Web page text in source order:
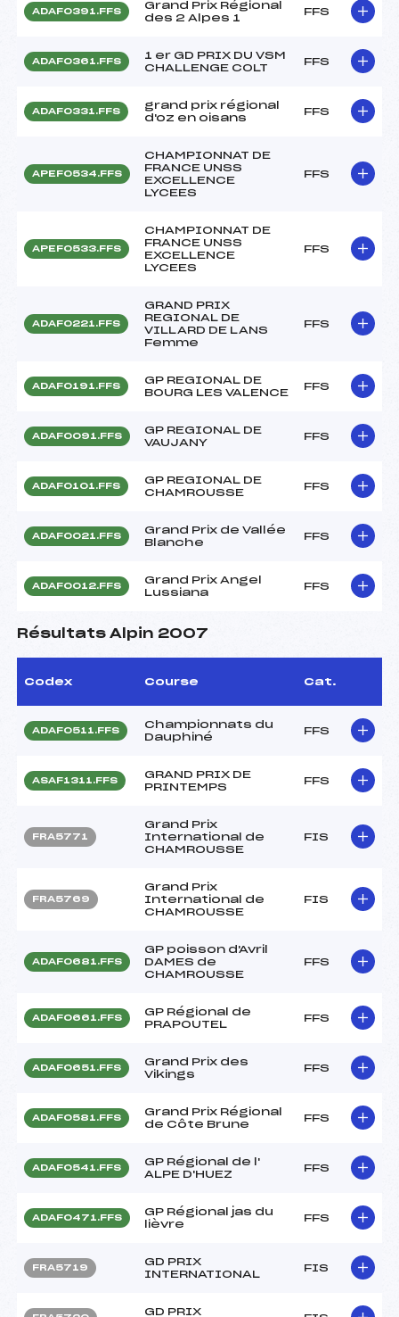
ADAF0391.FFS
Grand Prix Régional
des 2 Alpes 1
FFS
ADAF0361.FFS
1 er GD PRIX DU VSM
CHALLENGE COLT
FFS
ADAF0331.FFS
grand prix régional
d'oz en oisans
FFS
APEF0534.FFS
CHAMPIONNAT DE
FRANCE UNSS
EXCELLENCE
LYCEES
FFS
APEF0533.FFS
CHAMPIONNAT DE
FRANCE UNSS
EXCELLENCE
LYCEES
FFS
ADAF0221.FFS
GRAND PRIX
REGIONAL DE
VILLARD DE LANS
Femme
FFS
ADAF0191.FFS
GP REGIONAL DE
BOURG LES VALENCE
FFS
ADAF0091.FFS
GP REGIONAL DE
VAUJANY
FFS
ADAF0101.FFS
GP REGIONAL DE
CHAMROUSSE
FFS
ADAF0021.FFS
Grand Prix de Vallée
Blanche
FFS
ADAF0012.FFS
Grand Prix Angel
Lussiana
FFS
Résultats Alpin 2007
Codex Course Cat.
ADAF0511.FFS
Championnats du
Dauphiné
FFS
ASAF1311.FFS
GRAND PRIX DE
PRINTEMPS
FFS
FRA5771
Grand Prix
International de
CHAMROUSSE
FIS
FRA5769
Grand Prix
International de
CHAMROUSSE
FIS
ADAF0681.FFS
GP poisson d'Avril
DAMES de
CHAMROUSSE
FFS
ADAF0661.FFS
GP Régional de
PRAPOUTEL
FFS
ADAF0651.FFS
Grand Prix des
Vikings
FFS
ADAF0581.FFS
Grand Prix Régional
de Côte Brune
FFS
ADAF0541.FFS
GP Régional de l'
ALPE D'HUEZ
FFS
ADAF0471.FFS
GP Régional jas du
lièvre
FFS
FRA5719
GD PRIX
INTERNATIONAL
FIS
GD PRIX